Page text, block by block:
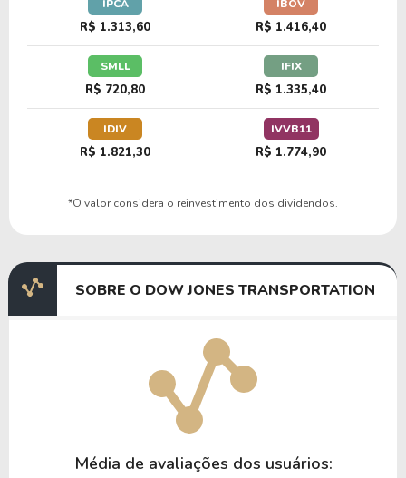
IPCA
R$ 1.313,60
IBOV
R$ 1.416,40
SMLL
R$ 720,80
IFIX
R$ 1.335,40
IDIV
R$ 1.821,30
IVVB11
R$ 1.774,90
*O valor considera o reinvestimento dos dividendos.
SOBRE O DOW JONES TRANSPORTATION
Média de avaliações dos usuários: